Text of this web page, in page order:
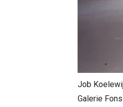
Job
Galerie